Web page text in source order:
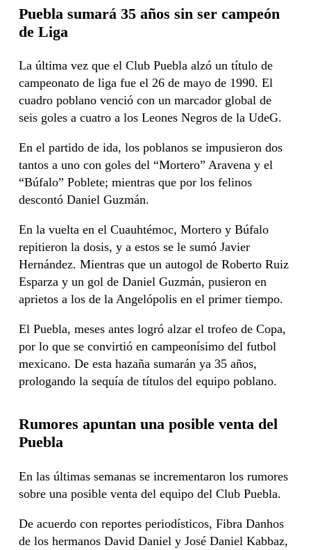
Puebla sumará 35 años sin ser campeón
de Liga
La última vez que el Club Puebla alzó un título de
campeonato de liga fue el 26 de mayo de 1990. El
cuadro poblano venció con un marcador global de
seis goles a cuatro a los Leones Negros de la UdeG.
En el partido de ida, los poblanos se impusieron dos
tantos a uno con goles del “Mortero” Aravena y el
“Búfalo” Poblete; mientras que por los felinos
descontó Daniel Guzmán.
En la vuelta en el Cuauhtémoc, Mortero y Búfalo
repitieron la dosis, y a estos se le sumó Javier
Hernández. Mientras que un autogol de Roberto Ruiz
Esparza y un gol de Daniel Guzmán, pusieron en
aprietos a los de la Angelópolis en el primer tiempo.
El Puebla, meses antes logró alzar el trofeo de Copa,
por lo que se convirtió en campeonísimo del futbol
mexicano. De esta hazaña sumarán ya 35 años,
prologando la sequía de títulos del equipo poblano.
Rumores apuntan una posible venta del
Puebla
En las últimas semanas se incrementaron los rumores
sobre una posible venta del equipo del Club Puebla.
De acuerdo con reportes periodísticos, Fibra Danhos
de los hermanos David Daniel y José Daniel Kabbaz,